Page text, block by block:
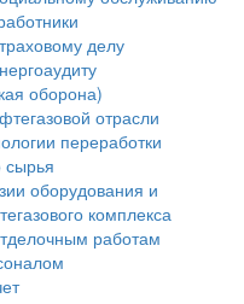
делу
оборона)
отрасли
переработки
сырья
оборудования и
комплекса
работам